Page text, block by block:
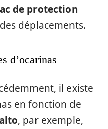
de protection
déplacements.
d’ocarinas
il existe
en fonction de
, par exemple,